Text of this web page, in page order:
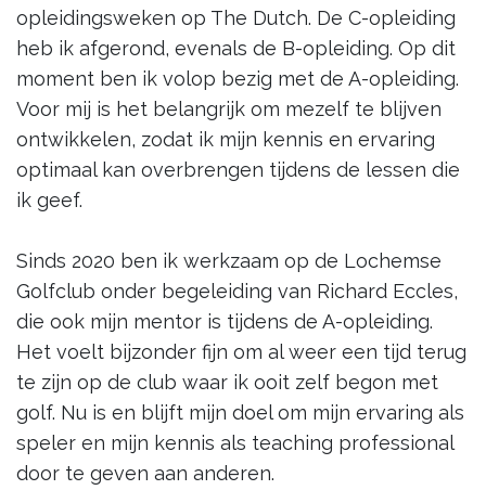
opleidingsweken op The Dutch. De C-opleiding
heb ik afgerond, evenals de B-opleiding. Op dit
moment ben ik volop bezig met de A-opleiding.
Voor mij is het belangrijk om mezelf te blijven
ontwikkelen, zodat ik mijn kennis en ervaring
optimaal kan overbrengen tijdens de lessen die
ik geef.
Sinds 2020 ben ik werkzaam op de Lochemse
Golfclub onder begeleiding van Richard Eccles,
die ook mijn mentor is tijdens de A-opleiding.
Het voelt bijzonder fijn om al weer een tijd terug
te zijn op de club waar ik ooit zelf begon met
golf. Nu is en blijft mijn doel om mijn ervaring als
speler en mijn kennis als teaching professional
door te geven aan anderen.